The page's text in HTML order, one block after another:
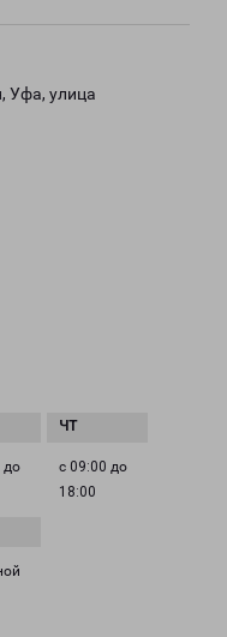
Уфа, улица
до
с 09:00 до
18:00